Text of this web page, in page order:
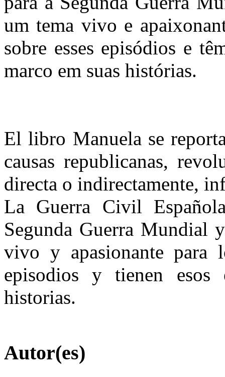
um tema vivo e
sobre esses episódios e
marco em suas histórias.
El libro Manuela se
causas republicanas,
directa o indirectamente,
La Guerra Civil
Segunda Guerra Mundial
vivo y apasionante para
episodios y tienen
historias.
Autor(es)